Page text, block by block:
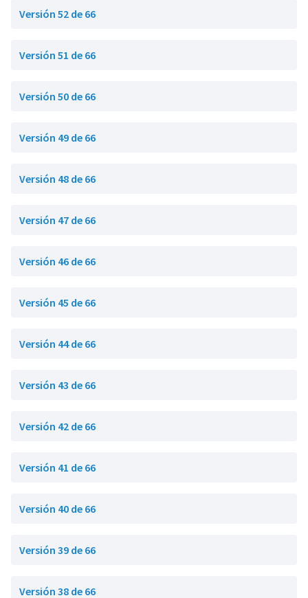
Versión 52 de 66
Versión 51 de 66
Versión 50 de 66
Versión 49 de 66
Versión 48 de 66
Versión 47 de 66
Versión 46 de 66
Versión 45 de 66
Versión 44 de 66
Versión 43 de 66
Versión 42 de 66
Versión 41 de 66
Versión 40 de 66
Versión 39 de 66
Versión 38 de 66